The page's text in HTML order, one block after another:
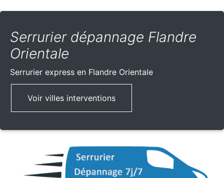
Serrurier dépannage Flandre
Orientale
Serrurier express en Flandre Orientale
Voir villes interventions